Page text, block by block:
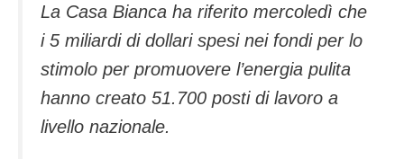
La Casa Bianca ha riferito mercoledì che
i 5 miliardi di dollari spesi nei fondi per lo
stimolo per promuovere l’energia pulita
hanno creato 51.700 posti di lavoro a
livello nazionale.